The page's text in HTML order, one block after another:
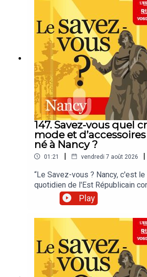
147. Savez-vous quel
mode et
né à Nancy ?
01:21 | vendredi 7 août 2026 |
“Le Savez-vous ? Nancy, c'est
quotidien de l'Est Républicain
et à tout ce que vous ignorez sur
raconté par Jean-Marie Russe
articles réalisés par la rédaction
Play